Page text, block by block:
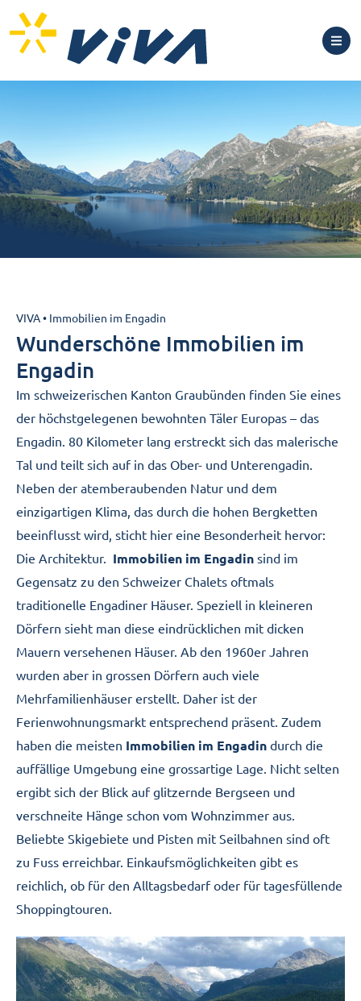
Immobilien im Engadin
VIVA• Immobilien im Engadin
Wunderschöne Immobilien im
Engadin
Im schweizerischen Kanton Graubünden finden Sie eines
der höchstgelegenen bewohnten Täler Europas – das
Engadin. 80 Kilometer lang erstreckt sich das malerische
Tal und teilt sich auf in das Ober- und Unterengadin.
Neben der atemberaubenden Natur und dem
einzigartigen Klima, das durch die hohen Bergketten
beeinflusst wird, sticht hier eine Besonderheit hervor:
Die Architektur. Immobilien im Engadin sind im
Gegensatz zu den Schweizer Chalets oftmals
traditionelle Engadiner Häuser. Speziell in kleineren
Dörfern sieht man diese eindrücklichen mit dicken
Mauern versehenen Häuser. Ab den 1960er Jahren
wurden aber in grossen Dörfern auch viele
Mehrfamilienhäuser erstellt. Daher ist der
Ferienwohnungsmarkt entsprechend präsent. Zudem
haben die meisten Immobilien im Engadin durch die
auffällige Umgebung eine grossartige Lage. Nicht selten
ergibt sich der Blick auf glitzernde Bergseen und
verschneite Hänge schon vom Wohnzimmer aus.
Beliebte Skigebiete und Pisten mit Seilbahnen sind oft
zu Fuss erreichbar. Einkaufsmöglichkeiten gibt es
reichlich, ob für den Alltagsbedarf oder für tagesfüllende
Shoppingtouren.